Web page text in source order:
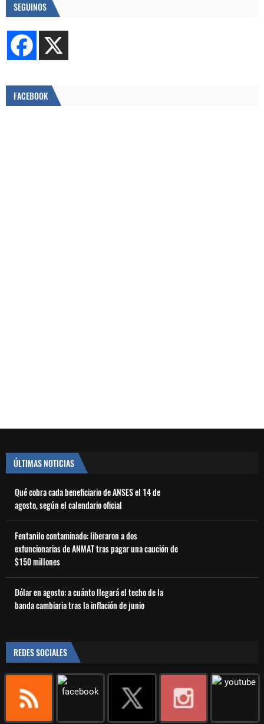
SEGUINOS
FACEBOOK
ÚLTIMAS NOTICIAS
Qué cobra cada beneficiario de ANSES el 14 de
agosto, según el calendario oficial
Fentanilo contaminado: liberaron a dos
exfuncionarias de ANMAT tras pagar una caución de
$150 millones
Dólar en agosto: a cuánto llegará el techo de la
banda cambiaria tras la inflación de junio
REDES SOCIALES